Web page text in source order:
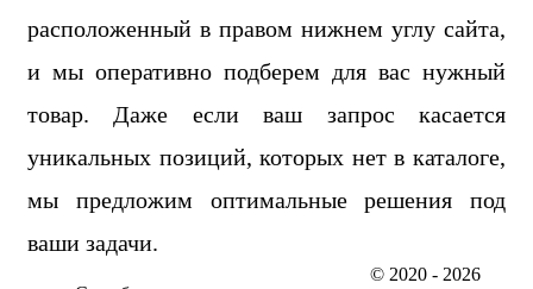
расположенный в правом нижнем углу сайта,
и мы оперативно подберем для вас нужный
товар. Даже если ваш запрос касается
уникальных позиций, которых нет в каталоге,
мы предложим оптимальные решения под
ваши задачи.
© 2020 - 2026